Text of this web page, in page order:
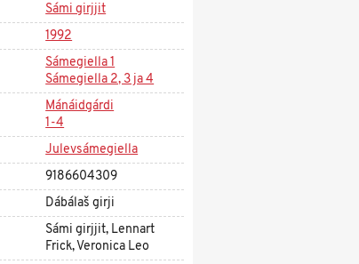
Sámi girjjit
1992
Sámegiella 1
Sámegiella 2, 3 ja 4
Mánáidgárdi
1-4
Julevsámegiella
9186604309
Dábálaš girji
Sámi girjjit, Lennart
Frick, Veronica Leo